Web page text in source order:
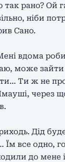
так рано? Ой
ніби
Сано.
вдома
може зайти
Ти ж не
через
Дід
все одно,
до мене